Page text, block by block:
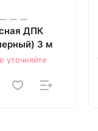
ДПК
3 м
уточняйте